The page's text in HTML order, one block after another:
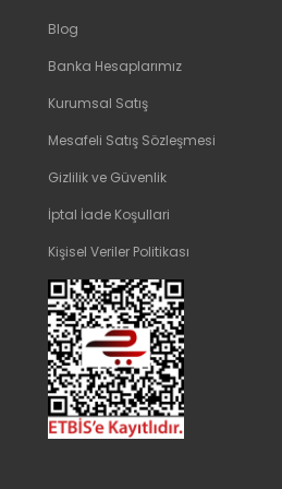
Blog
Banka Hesaplarımız
Kurumsal Satış
Mesafeli Satış Sözleşmesi
Gizlilik ve Güvenlik
İptal İade Koşullari
Kişisel Veriler Politikası